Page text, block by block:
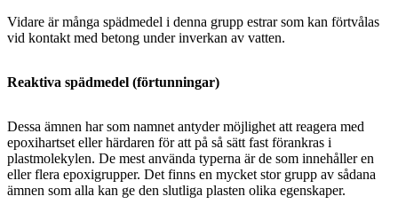
Vidare är många spädmedel i denna grupp estrar som kan förtvålas
vid kontakt med betong under inverkan av vatten.
Reaktiva spädmedel (förtunningar)
Dessa ämnen har som namnet antyder möjlighet att reagera med
epoxihartset eller härdaren för att på så sätt fast förankras i
plastmolekylen. De mest använda typerna är de som innehåller en
eller flera epoxigrupper. Det finns en mycket stor grupp av sådana
ämnen som alla kan ge den slutliga plasten olika egenskaper.